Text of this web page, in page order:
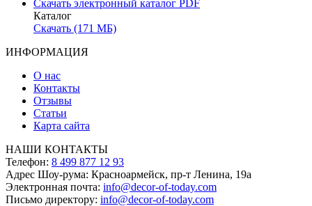
Скачать электронный каталог PDF
Каталог
Скачать (171 МБ)
ИНФОРМАЦИЯ
О нас
Контакты
Отзывы
Статьи
Карта сайта
НАШИ КОНТАКТЫ
Телефон: 8 499 877 12 93
Адрес Шоу-рума: Красноармейск, пр-т Ленина, 19а
Электронная почта: info@decor-of-today.com
Письмо директору: info@decor-of-today.com